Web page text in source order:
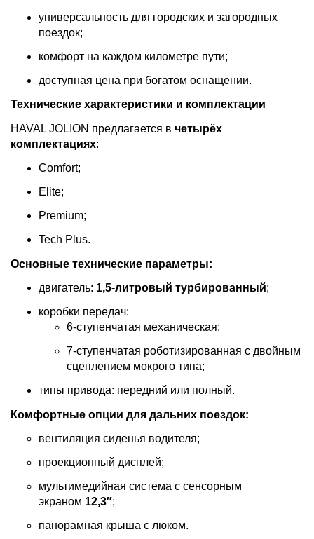
универсальность для городских и загородных
поездок;
комфорт на каждом километре пути;
доступная цена при богатом оснащении.
Технические характеристики и комплектации
HAVAL JOLION предлагается в четырёх
комплектациях:
Comfort;
Elite;
Premium;
Tech Plus.
Основные технические параметры:
двигатель: 1,5‑литровый турбированный;
коробки передач:
6‑ступенчатая механическая;
7‑ступенчатая роботизированная с двойным
сцеплением мокрого типа;
типы привода: передний или полный.
Комфортные опции для дальних поездок:
вентиляция сиденья водителя;
проекционный дисплей;
мультимедийная система с сенсорным
экраном 12,3″;
панорамная крыша с люком.